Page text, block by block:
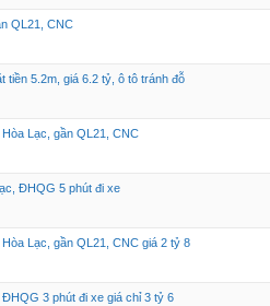
QL21, CNC
tiền 5.2m, giá 6.2 tỷ, ô tô tránh đỗ
Lạc, gần QL21, CNC
ĐHQG 5 phút đi xe
Lạc, gần QL21, CNC giá 2 tỷ 8
3 phút đi xe giá chỉ 3 tỷ 6